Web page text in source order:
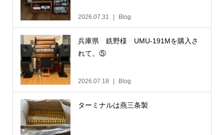
2026.07.31 Blog
兵庫県 銑野様 UMU-191Mを購入さ
れて。⑤
2026.07.18 Blog
ターミナルは燕三条製